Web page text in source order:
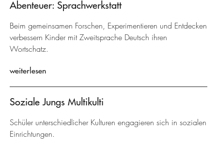
Abenteuer: Sprachwerkstatt
Beim gemeinsamen Forschen, Experimentieren und Entdecken
verbessern Kinder mit Zweitsprache Deutsch ihren
Wortschatz.
weiterlesen
Soziale Jungs Multikulti
Schüler unterschiedlicher Kulturen engagieren sich in sozialen
Einrichtungen.